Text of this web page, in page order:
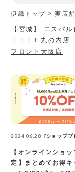
伊織トップ >実店
【宮城】 エスパル
ＩＴＴＥ丸の内店
フロント大阪店
｜
2024.06.28 ショップブ
【オンラインショッ
定】まとめてお得キ